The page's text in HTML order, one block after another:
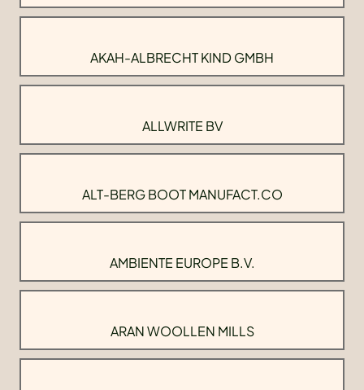
AKAH-ALBRECHT KIND GMBH
ALLWRITE BV
ALT-BERG BOOT MANUFACT.CO
AMBIENTE EUROPE B.V.
ARAN WOOLLEN MILLS